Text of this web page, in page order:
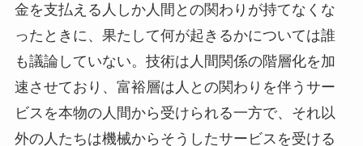
金を支払える人しか人間との関わりが持てなくな
ったときに、果たして何が起きるかについては誰
も議論していない。技術は人間関係の階層化を加
速させており、富裕層は人との関わりを伴うサー
ビスを本物の人間から受けられる一方で、それ以
外の人たちは機械からそうしたサービスを受ける